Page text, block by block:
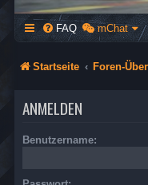
FAQ mChat
Startseite Foren-
ANMELDEN
Benutzername: